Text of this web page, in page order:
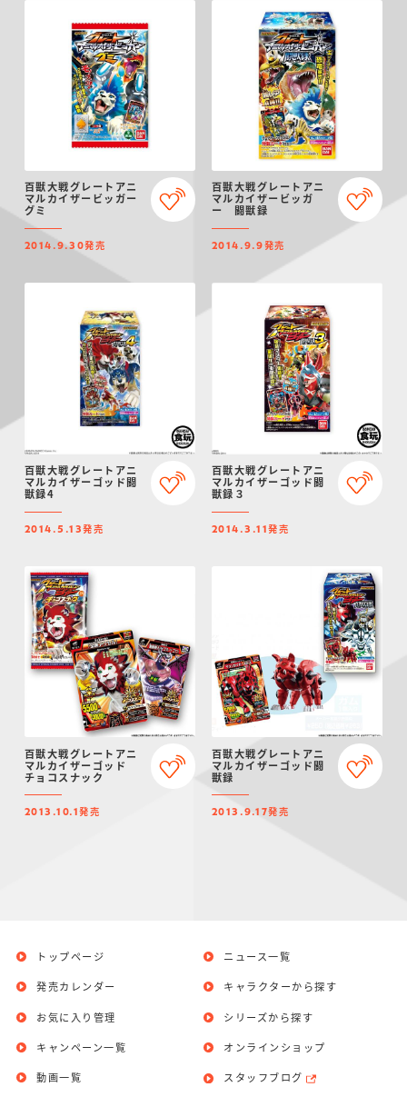
百獣大戦グレートアニ
マルカイザービッガー
グミ
2014.9.30発売
百獣大戦グレートアニ
マルカイザービッガ
ー 闘獣録
2014.9.9発売
百獣大戦グレートアニ
マルカイザーゴッド闘
獣録4
2014.5.13発売
百獣大戦グレートアニ
マルカイザーゴッド闘
獣録３
2014.3.11発売
百獣大戦グレートアニ
マルカイザーゴッド
チョコスナック
2013.10.1発売
百獣大戦グレートアニ
マルカイザーゴッド闘
獣録
2013.9.17発売
トップページ
発売カレンダー
お気に入り管理
ニュース一覧
キャラクターから探す
シリーズから探す
キャンペーン一覧
動画一覧
オンラインショップ
スタッフブログ